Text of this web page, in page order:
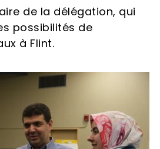
de la délégation, qui
possibilités de
à Flint.